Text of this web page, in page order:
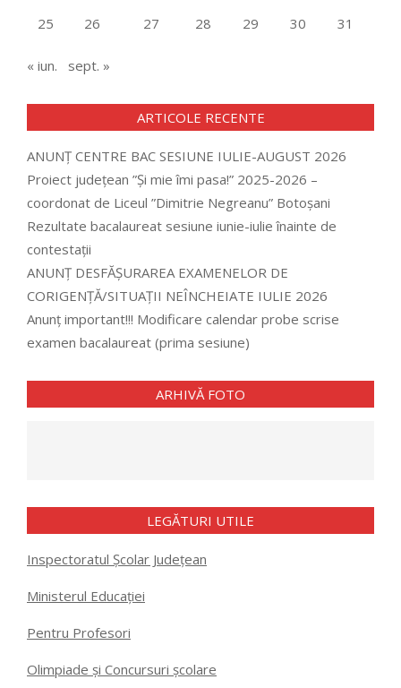
25
26 27 28 29 30 31
« iun. sept. »
ARTICOLE RECENTE
ANUNȚ CENTRE BAC SESIUNE IULIE-AUGUST 2026
Proiect județean ”Și mie îmi pasa!” 2025-2026 –
coordonat de Liceul ”Dimitrie Negreanu” Botoșani
Rezultate bacalaureat sesiune iunie-iulie înainte de
contestații
ANUNȚ DESFĂȘURAREA EXAMENELOR DE
CORIGENȚĂ/SITUAȚII NEÎNCHEIATE IULIE 2026
Anunț important!!! Modificare calendar probe scrise
examen bacalaureat (prima sesiune)
ARHIVĂ FOTO
LEGĂTURI UTILE
Inspectoratul Școlar Județean
Ministerul Educației
Pentru Profesori
Olimpiade și Concursuri școlare